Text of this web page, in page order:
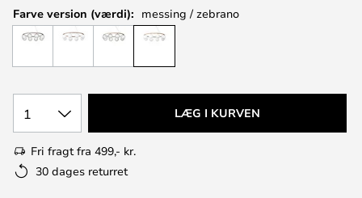
Farve version (værdi): messing / zebrano
1 LÆG I KURVEN
Fri fragt fra 499,- kr.
30 dages returret